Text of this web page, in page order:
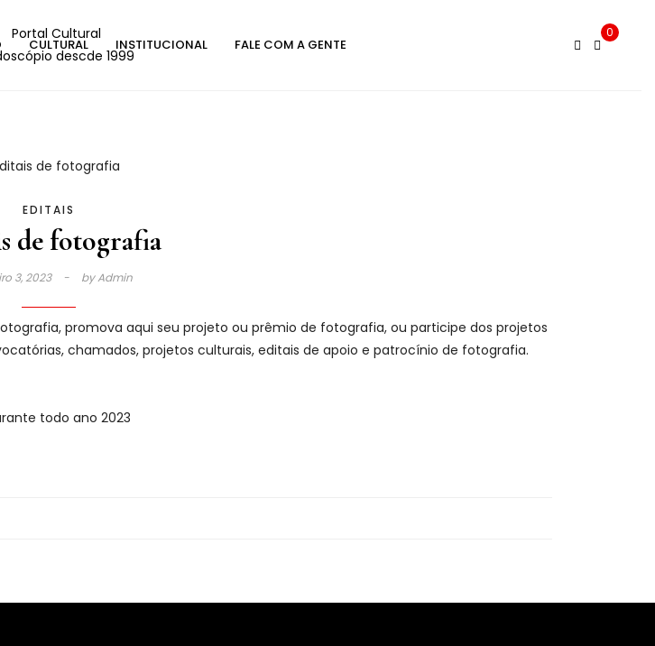
CULTURAL INSTITUCIONAL FALE COM A GENTE
0
EDITAIS
de fotografia
3, 2023 byAdmin
promova aqui seu projeto ou prêmio de fotografia, ou participe dos projetos
chamados, projetos culturais, editais de apoio e patrocínio de fotografia.
todo ano 2023